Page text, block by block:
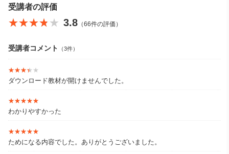
受講者の評価
★★★★★
★★★★★ 3.8 （66件の評価）
受講者コメント （3件）
★★★★★
★★★★★
ダウンロード教材が開けませんでした。
★★★★★
★★★★★
わかりやすかった
★★★★★
★★★★★
ためになる内容でした。ありがとうございました。